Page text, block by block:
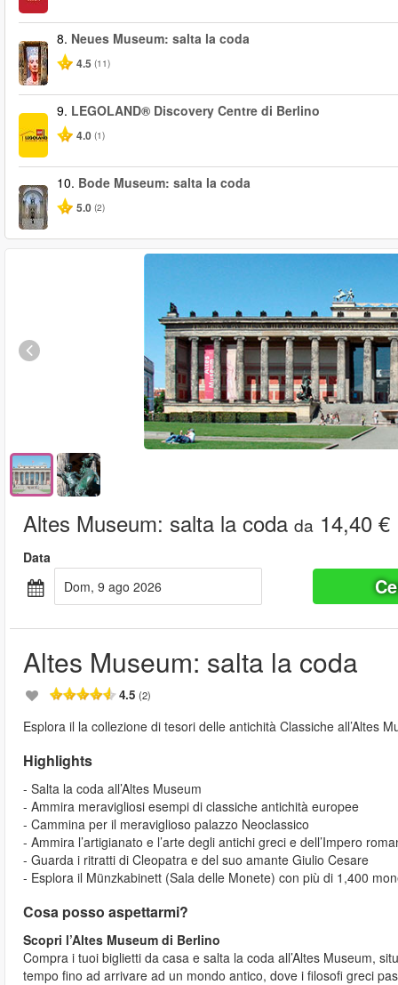
8. Neues Museum: salta la coda
4.5 (11)
9. LEGOLAND® Discovery Centre di Berlino
4.0 (1)
10. Bode Museum: salta la coda
5.0 (2)
Altes Museum: salta la coda da 14,40 €
Data
dom, 9 ago 2026
Altes Museum: salta la coda
4.5 (2)
Esplora il la collezione di tesori delle antichità Classiche all’Altes
Highlights
- Salta la coda all’Altes Museum
- Ammira meravigliosi esempi di classiche antichità europee
- Cammina per il meraviglioso palazzo Neoclassico
- Ammira l’artigianato e l’arte degli antichi greci e dell’Impero
- Guarda i ritratti di Cleopatra e del suo amante Giulio Cesare
- Esplora il Münzkabinett (Sala delle Monete) con più di 1,400
Cosa posso aspettarmi?
Scopri l’Altes Museum di Berlino
Compra i tuoi biglietti da casa e salta la coda all’Altes Museum,
tempo fino ad arrivare ad un mondo antico, dove i filosofi greci